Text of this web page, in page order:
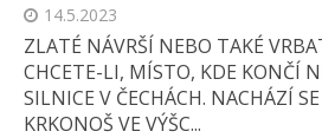
14.5.2023
ZLATÉ NÁVRŠÍ NEBO TAKÉ
CHCETE-LI, MÍSTO, KDE KONČÍ
SILNICE V ČECHÁCH. NACHÁZÍ
KRKONOŠ VE VÝŠC...